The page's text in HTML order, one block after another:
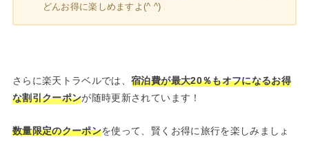
どんお得に楽しめますよ(^ ^)
さらに楽天トラベルでは、宿泊費が最大20％もオフになるお得
な割引クーポンが随時更新されています！
数量限定のクーポンを使って、賢くお得に旅行を楽しみましょ